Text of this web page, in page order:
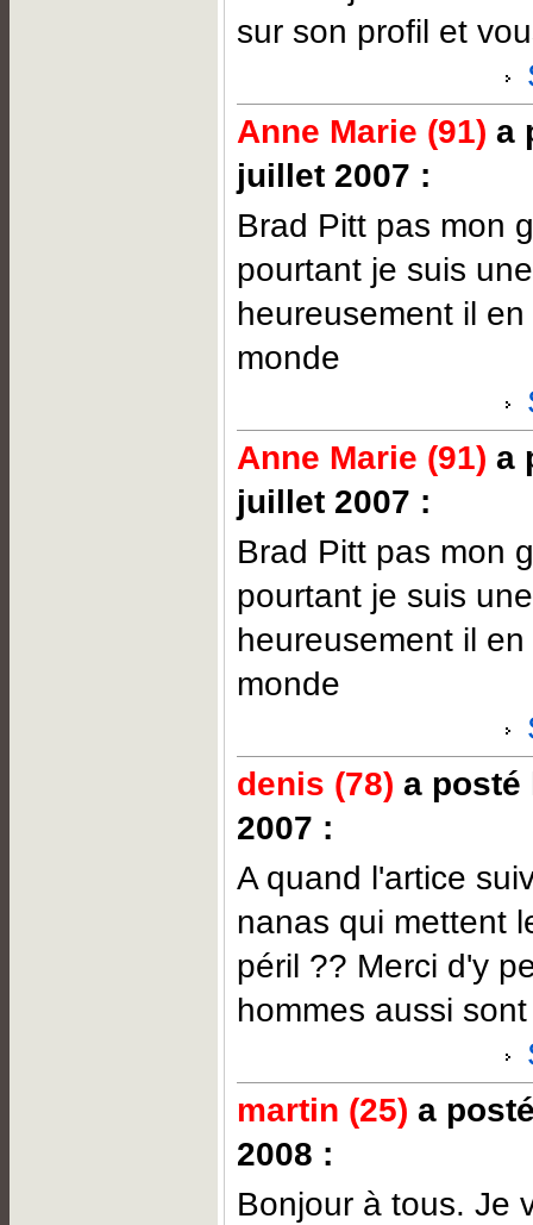
sur son profil et
Anne Marie (91) a
juillet 2007 :
Brad Pitt pas mon
pourtant je suis
heureusement il
monde
Anne Marie (91) a
juillet 2007 :
Brad Pitt pas mon
pourtant je suis
heureusement il
monde
denis (78) a posté
2007 :
A quand l'artice
nanas qui mettent
péril ?? Merci d'y
hommes aussi
martin (25) a
2008 :
Bonjour à tous. Je